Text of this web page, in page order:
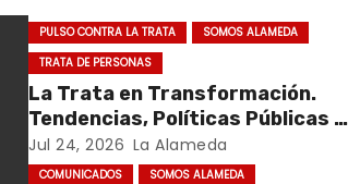
PULSO CONTRA LA TRATA
SOMOS ALAMEDA
TRATA DE PERSONAS
La Trata en Transformación.
Tendencias, Políticas Públicas y
Nuevos Desafíos. Argentina y el
Mundo – Julio 2026
Jul 24, 2026 La Alameda
COMUNICADOS SOMOS ALAMEDA